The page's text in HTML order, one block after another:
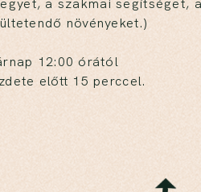
a szakmai segítséget,
növényeket.)
12:00 órától
előtt 15 perccel.